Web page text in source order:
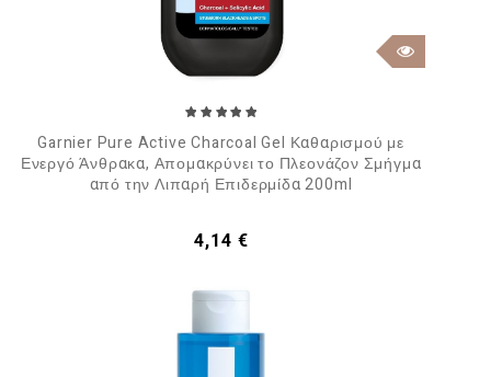
Garnier Pure Active Charcoal Gel Καθαρισμού με
Ενεργό Άνθρακα, Απομακρύνει το Πλεονάζον Σμήγμα
από την Λιπαρή Επιδερμίδα 200ml
Τιμή
4,14 €